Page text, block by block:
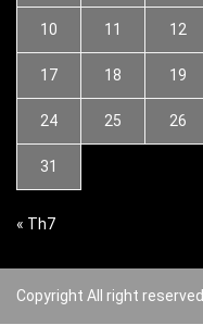
10 11 12
17 18 19
24 25 26
31
« Th7
Copyright All right reserved